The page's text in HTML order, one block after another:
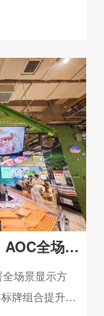
全场景
品牌打造
场景显示方
牌组合提升产